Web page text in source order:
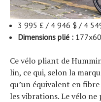
3 995 £ / 4 946 $ / 4
Dimensions plié :
Ce vélo pliant de
lin, ce qui, selon la
qu’un équivalent en
les vibrations. Le vélo ne